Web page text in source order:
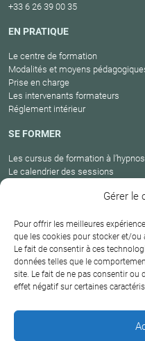
Gérer le
Pour offrir les meilleures
que les cookies pour stocker et/ou
Le fait de consentir à ces
données telles que le
site. Le fait de ne pas consentir ou
effet négatif sur certaines
+33 6 26 39 00 35
EN PRATIQUE
Le centre de formation
Modalités et moyens
Prise en charge
Les intervenants formateurs
Réglement intérieur
SE FORMER
Les cursus de formation à
Le calendrier des sessions
Mentions
légales
Conditions
générales de
vente